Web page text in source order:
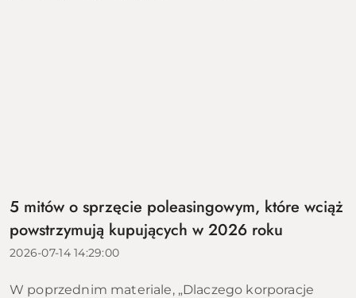
5 mitów o sprzęcie poleasingowym, które wciąż
powstrzymują kupujących w 2026 roku
2026-07-14 14:29:00
W poprzednim materiale, „Dlaczego korporacje